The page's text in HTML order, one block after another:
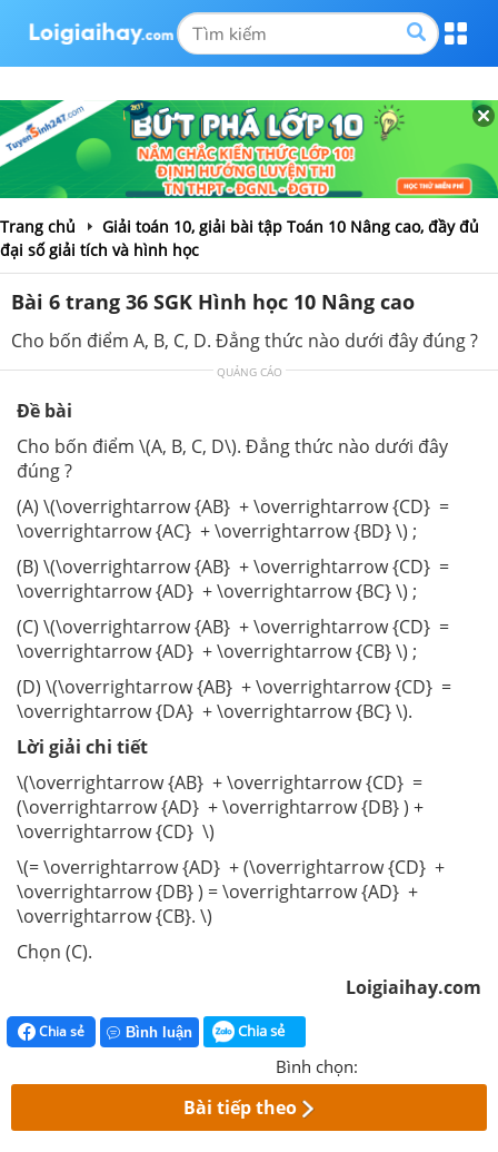
Trang chủ
Giải toán 10, giải bài tập Toán 10 Nâng cao, đầy đủ
đại số giải tích và hình học
Bài 6 trang 36 SGK Hình học 10 Nâng cao
Cho bốn điểm A, B, C, D. Đẳng thức nào dưới đây đúng ?
QUẢNG CÁO
Đề bài
Cho bốn điểm \(A, B, C, D\). Đẳng thức nào dưới đây
đúng ?
(A) \(\overrightarrow {AB} + \overrightarrow {CD} =
\overrightarrow {AC} + \overrightarrow {BD} \) ;
(B) \(\overrightarrow {AB} + \overrightarrow {CD} =
\overrightarrow {AD} + \overrightarrow {BC} \) ;
(C) \(\overrightarrow {AB} + \overrightarrow {CD} =
\overrightarrow {AD} + \overrightarrow {CB} \) ;
(D) \(\overrightarrow {AB} + \overrightarrow {CD} =
\overrightarrow {DA} + \overrightarrow {BC} \).
Lời giải chi tiết
\(\overrightarrow {AB} + \overrightarrow {CD} =
(\overrightarrow {AD} + \overrightarrow {DB} ) +
\overrightarrow {CD} \)
\(= \overrightarrow {AD} + (\overrightarrow {CD} +
\overrightarrow {DB} ) = \overrightarrow {AD} +
\overrightarrow {CB}. \)
Chọn (C).
Loigiaihay.com
Chia sẻ Bình luận Chia sẻ
Bình chọn:
Bài tiếp theo